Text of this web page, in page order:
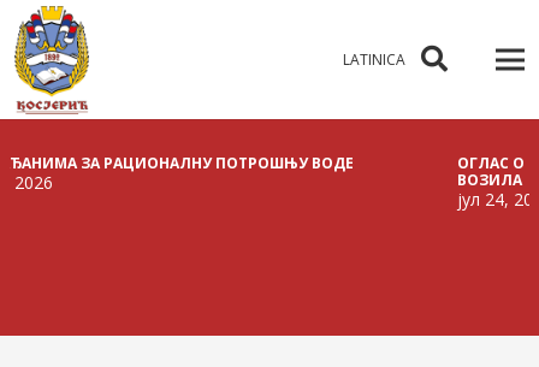
LATINICA
ЗА РАЦИОНАЛНУ ПОТРОШЊУ ВОДЕ
ОГЛАС О
ВОЗИЛА
јул 24, 2026